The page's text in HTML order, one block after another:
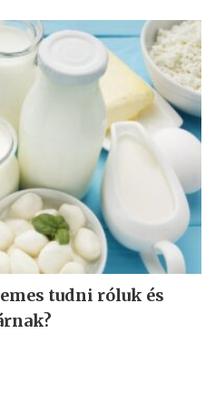
tudni róluk és